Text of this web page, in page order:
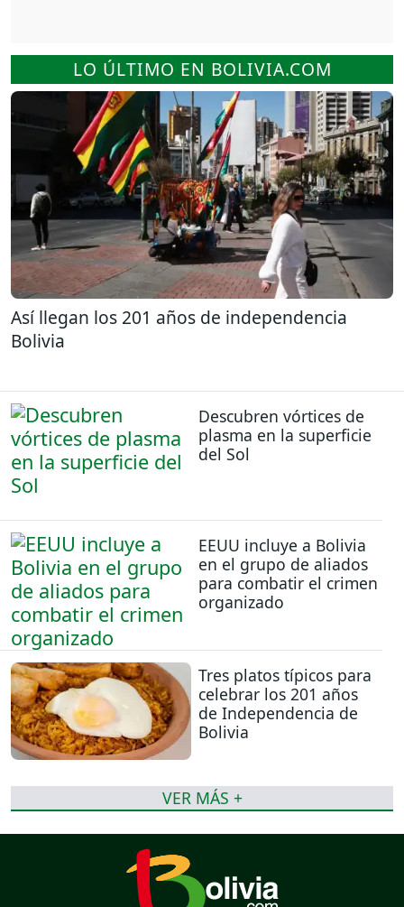
LO ÚLTIMO EN BOLIVIA.COM
Así llegan los 201 años de independencia
Bolivia
Descubren vórtices de
plasma en la superficie
del Sol
EEUU incluye a Bolivia
en el grupo de aliados
para combatir el crimen
organizado
Tres platos típicos para
celebrar los 201 años
de Independencia de
Bolivia
VER MÁS +